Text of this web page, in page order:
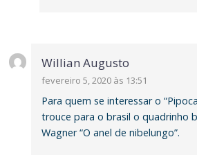
Willian Augusto
fevereiro 5, 2020 às 13:51
Para quem se interessar o
trouce para o brasil o quadrinho
Wagner “O anel de nibelungo”.